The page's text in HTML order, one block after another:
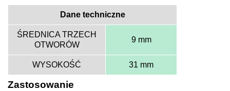
Dane techniczne
ŚREDNICA TRZECH
OTWORÓW
9 mm
WYSOKOŚĆ 31 mm
Zastosowanie